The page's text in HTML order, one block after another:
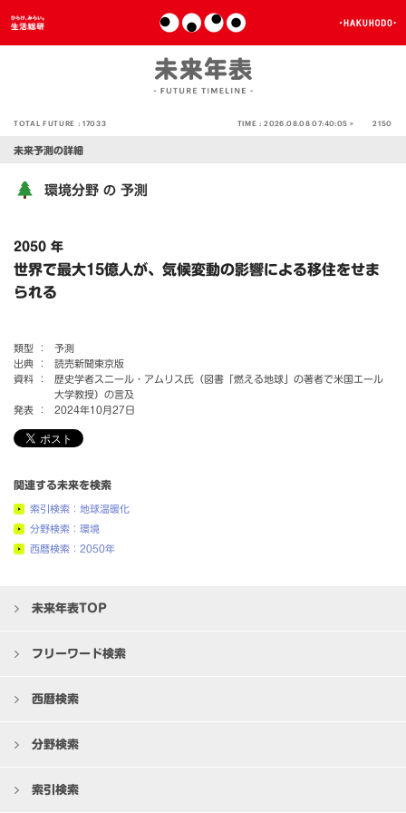
TOTAL FUTURE :17033 TIME :2026.08.08 07:40:05 > 2150
未来予測の詳細
環境分野 の 予測
2050 年
世界で最大15億人が、気候変動の影響による移住をせま
られる
類型 ：
予測
出典 ：
読売新聞東京版
資料 ：
歴史学者スニール・アムリス氏（図書「燃える地球」の著者で米国エール
大学教授）の言及
発表 ：
2024年10月27日
関連する未来を検索
索引検索：地球温暖化
分野検索：環境
西暦検索：2050年
未来年表TOP
フリーワード検索
西暦検索
分野検索
索引検索